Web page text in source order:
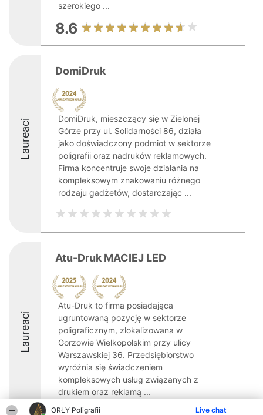
ORŁY Poligrafii Live chat
szerokiego ...
8.6
Laureaci
DomiDruk
DomiDruk, mieszczący się w Zielonej
Górze przy ul. Solidarności 86, działa
jako doświadczony podmiot w sektorze
poligrafii oraz nadruków reklamowych.
Firma koncentruje swoje działania na
kompleksowym znakowaniu różnego
rodzaju gadżetów, dostarczając ...
Laureaci
Atu-Druk MACIEJ LED
Atu-Druk to firma posiadająca
ugruntowaną pozycję w sektorze
poligraficznym, zlokalizowana w
Gorzowie Wielkopolskim przy ulicy
Warszawskiej 36. Przedsiębiorstwo
wyróżnia się świadczeniem
kompleksowych usług związanych z
drukiem oraz reklamą ...